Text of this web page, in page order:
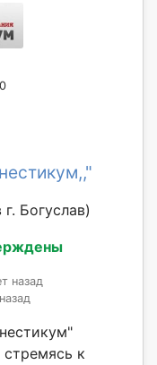
Богуслав)
назад
стремясь к